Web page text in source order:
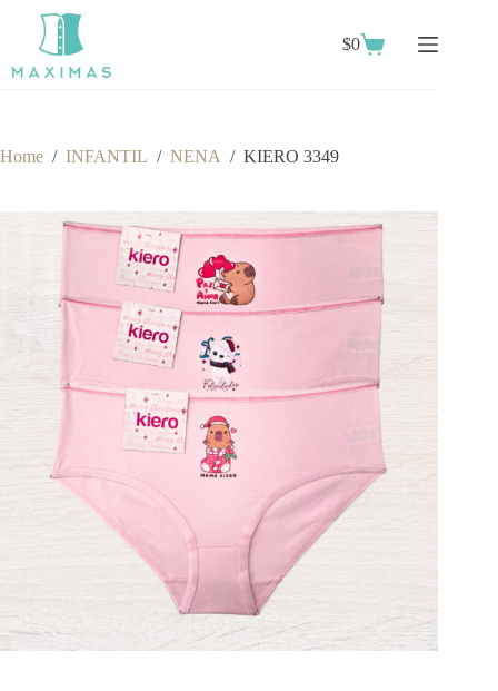
content
Shopping
$0
Home / INFANTIL / NENA / KIERO 3349